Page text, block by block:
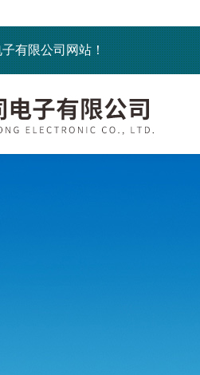
有限公司网站！